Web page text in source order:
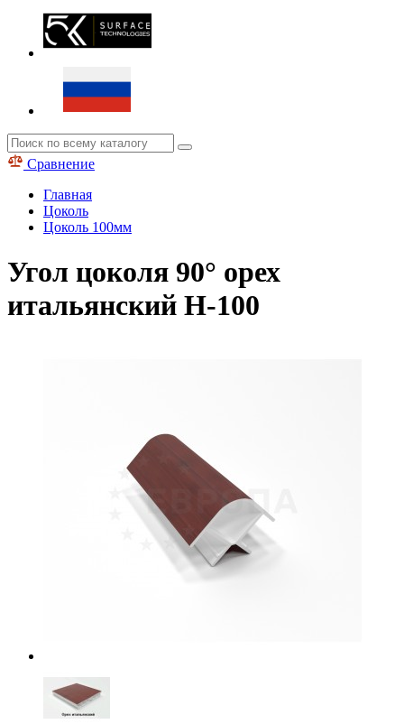
Сравнение
Главная
Цоколь
Цоколь 100мм
Угол цоколя 90° орех
итальянский H-100